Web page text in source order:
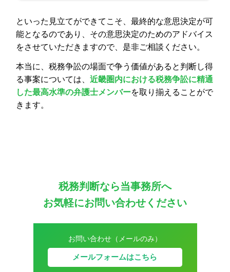
といった見立てができてこそ、最終的な意思決定が可
能となるのであり、その意思決定のためのアドバイス
をさせていただきますので、是非ご相談ください。
本当に、税務争訟の場面で争う価値があると判断し得
る事案については、近畿圏内における税務争訟に精通
した最高水準の弁護士メンバーを取り揃えることがで
きます。
税務判断なら当事務所へ
お気軽にお問い合わせください
お問い合わせ（メールのみ）
メールフォームはこちら